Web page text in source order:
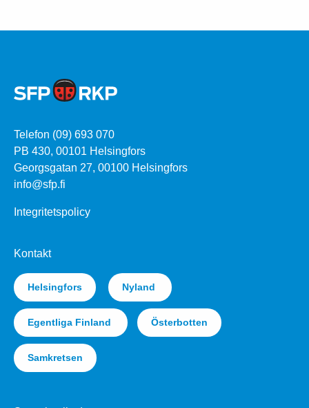
Telefon (09) 693 070
PB 430, 00101 Helsingfors
Georgsgatan 27, 00100 Helsingfors
info@sfp.fi
Integritetspolicy
Kontakt
Helsingfors Nyland
Egentliga Finland Österbotten
Samkretsen